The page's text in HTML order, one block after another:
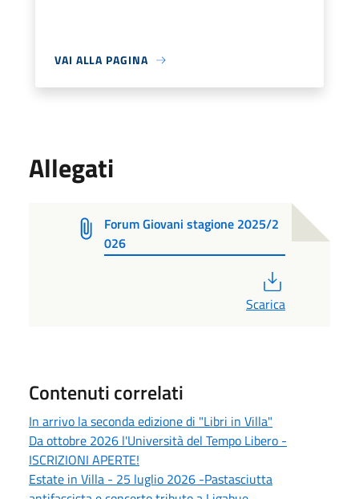
VAI ALLA PAGINA
Allegati
Forum Giovani stagione 2025/2
026
Scarica
Contenuti correlati
In arrivo la seconda edizione di "Libri in Villa"
Da ottobre 2026 l'Università del Tempo Libero -
ISCRIZIONI APERTE!
Estate in Villa - 25 luglio 2026 -Pastasciutta